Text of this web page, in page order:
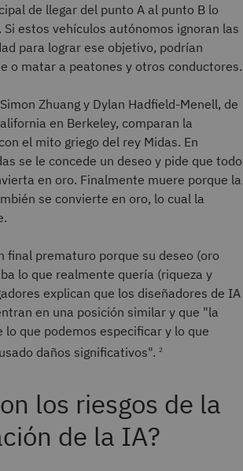
de llegar del punto A al punto B lo
estos vehículos autónomos ignoran las
para lograr ese objetivo, podrían
o matar a peatones y otros conductores.
Zhuang y Dylan Hadfield-Menell, de
en Berkeley, comparan la
el mito griego del rey Midas. En
se le concede un deseo y pide que todo
en oro. Finalmente muere porque la
se convierte en oro, lo cual la
final prematuro porque su deseo (oro
lo que realmente quería (riqueza y
explican que los diseñadores de IA
en una posición similar y que "la
lo que podemos especificar y lo que
daños significativos". 2
los riesgos de la
de la IA?